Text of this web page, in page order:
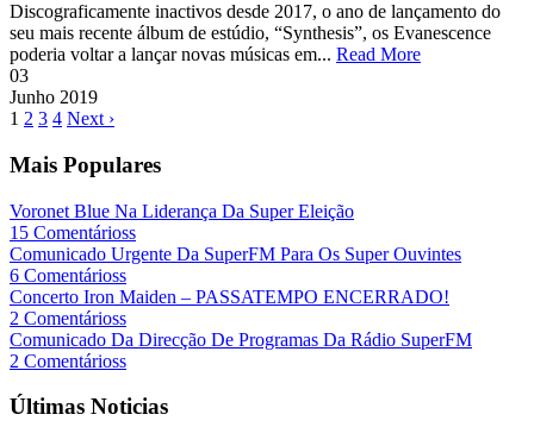
Discograficamente inactivos desde 2017, o ano de lançamento do
seu mais recente álbum de estúdio, “Synthesis”, os Evanescence
poderia voltar a lançar novas músicas em... Read More
03
Junho 2019
1 2 3 4 Next ›
Mais Populares
Voronet Blue Na Liderança Da Super Eleição
15 Comentárioss
Comunicado Urgente Da SuperFM Para Os Super Ouvintes
6 Comentárioss
Concerto Iron Maiden – PASSATEMPO ENCERRADO!
2 Comentárioss
Comunicado Da Direcção De Programas Da Rádio SuperFM
2 Comentárioss
Últimas Noticias